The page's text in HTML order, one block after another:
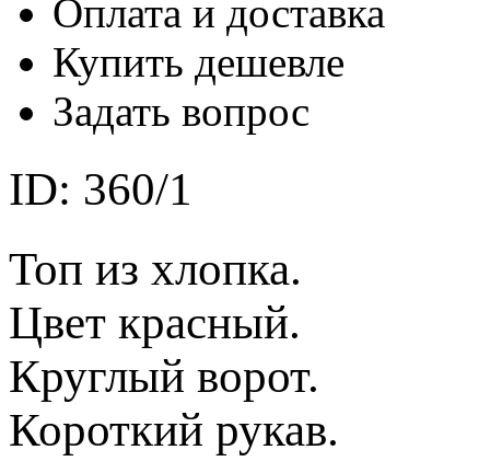
Оплата и доставка
Купить дешевле
Задать вопрос
ID: 360/1
Топ из хлопка.
Цвет красный.
Круглый ворот.
Короткий рукав.